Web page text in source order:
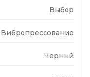
Выбор
Вибропрессование
Черный